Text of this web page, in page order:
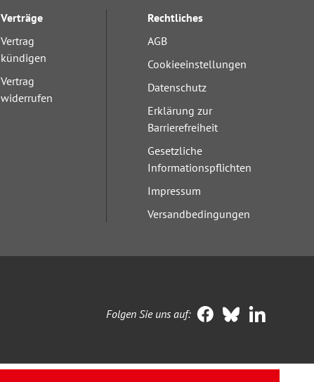
Verträge
Vertrag
kündigen
Vertrag
widerrufen
Rechtliches
AGB
Cookieeinstellungen
Datenschutz
Erklärung zur
Barrierefreiheit
Gesetzliche
Informationspflichten
Impressum
Versandbedingungen
Folgen Sie uns auf: